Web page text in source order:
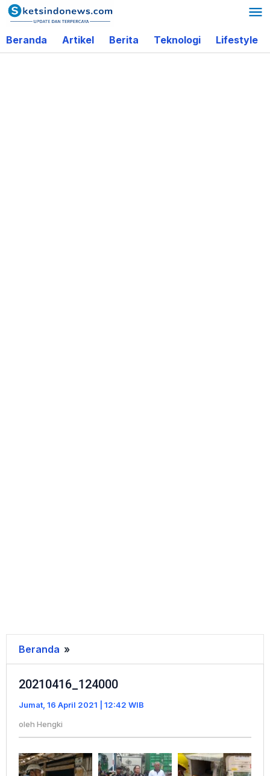
Lewati
ke
konten
Beranda Artikel Berita Teknologi Lifestyle
Beranda »
20210416_124000
Jumat, 16 April 2021 | 12:42 WIB
oleh Hengki